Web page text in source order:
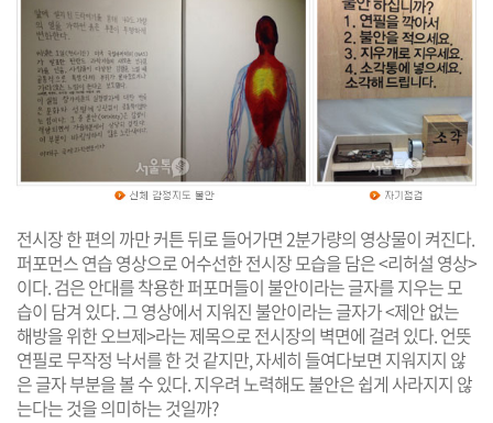
전시장 한 편의 까만 커튼 뒤로 들어가면 2분가량의 영상물이 켜진다.
퍼포먼스 연습 영상으로 어수선한 전시장 모습을 담은 <리허설 영상>
이다. 검은 안대를 착용한 퍼포머들이 불안이라는 글자를 지우는 모
습이 담겨 있다. 그 영상에서 지워진 불안이라는 글자가 <제안 없는
해방을 위한 오브제>라는 제목으로 전시장의 벽면에 걸려 있다. 언뜻
연필로 무작정 낙서를 한 것 같지만, 자세히 들여다보면 지워지지 않
은 글자 부분을 볼 수 있다. 지우려 노력해도 불안은 쉽게 사라지지 않
는다는 것을 의미하는 것일까?